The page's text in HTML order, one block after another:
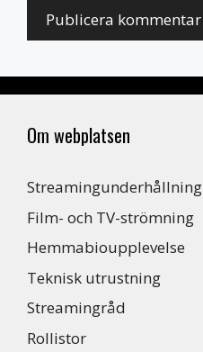
Om webplatsen
Streamingunderhållning
Film- och TV-strömning
Hemmabioupplevelse
Teknisk utrustning
Streamingråd
Rollistor